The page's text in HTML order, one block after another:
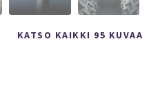
KATSO KAIKKI 95 KUVAA